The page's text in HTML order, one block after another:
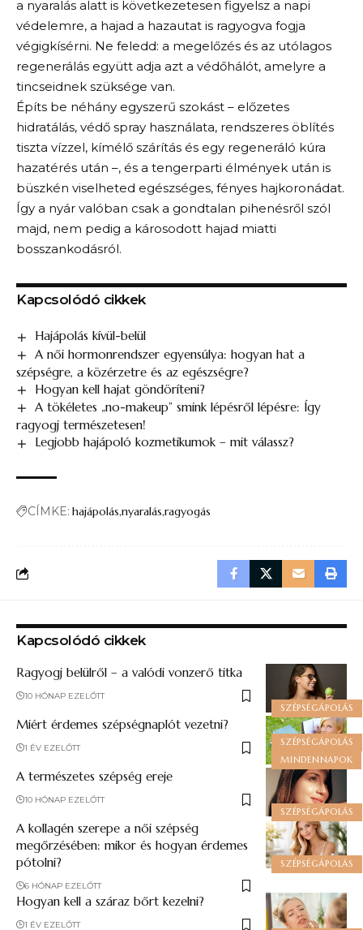
a nyaralás alatt is következetesen figyelsz a napi
védelemre, a hajad a hazautat is ragyogva fogja
végigkísérni. Ne feledd: a megelőzés és az utólagos
regenerálás együtt adja azt a védőhálót, amelyre a
tincseidnek szüksége van.
Építs be néhány egyszerű szokást – előzetes
hidratálás, védő spray használata, rendszeres öblítés
tiszta vízzel, kímélő szárítás és egy regeneráló kúra
hazatérés után –, és a tengerparti élmények után is
büszkén viselheted egészséges, fényes hajkoronádat.
Így a nyár valóban csak a gondtalan pihenésről szól
majd, nem pedig a károsodott hajad miatti
bosszankodásról.
Kapcsolódó cikkek
Hajápolás kívül-belül
A női hormonrendszer egyensúlya: hogyan hat a
szépségre, a közérzetre és az egészségre?
Hogyan kell hajat göndöríteni?
A tökéletes „no-makeup” smink lépésről lépésre: Így
ragyogj természetesen!
Legjobb hajápoló kozmetikumok – mit válassz?
CÍMKE: hajápolás nyaralás ragyogás
Kapcsolódó cikkek
SZÉPSÉGÁPOLÁS
Ragyogj belülről – a valódi vonzerő titka
10 HÓNAP EZELŐTT
SZÉPSÉGÁPOLÁS
MINDENNAPOK
Miért érdemes szépségnaplót vezetni?
1 ÉV EZELŐTT
SZÉPSÉGÁPOLÁS
A természetes szépség ereje
10 HÓNAP EZELŐTT
SZÉPSÉGÁPOLÁS
A kollagén szerepe a női szépség
megőrzésében: mikor és hogyan érdemes
pótolni?
6 HÓNAP EZELŐTT
Hogyan kell a száraz bőrt kezelni?
1 ÉV EZELŐTT